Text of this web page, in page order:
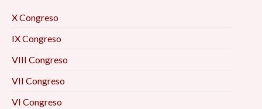
X Congreso
IX Congreso
VIII Congreso
VII Congreso
VI Congreso